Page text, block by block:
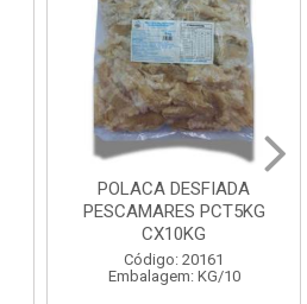
POLACA DESFIADA
PESCAMARES PCT5KG
CX10KG
Código: 20161
Embalagem: KG/10